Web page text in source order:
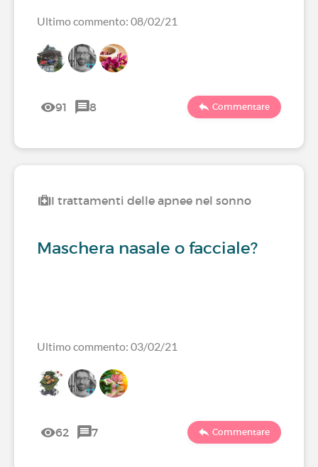
Ultimo commento: 08/02/21
91 8 Commentare
I trattamenti delle apnee nel sonno
Maschera nasale o facciale?
Ultimo commento: 03/02/21
62 7 Commentare